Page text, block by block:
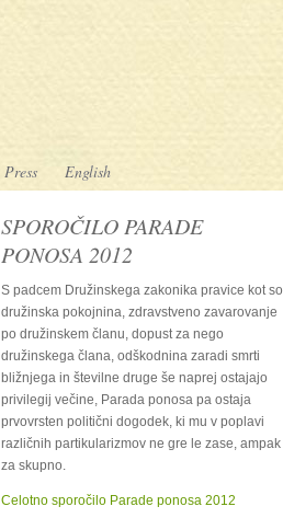
Press English
SPOROČILO PARADE
PONOSA 2012
S padcem Družinskega zakonika pravice kot so
družinska pokojnina, zdravstveno zavarovanje
po družinskem članu, dopust za nego
družinskega člana, odškodnina zaradi smrti
bližnjega in številne druge še naprej ostajajo
privilegij večine, Parada ponosa pa ostaja
prvovrsten politični dogodek, ki mu v poplavi
različnih partikularizmov ne gre le zase, ampak
za skupno.
Celotno sporočilo Parade ponosa 2012